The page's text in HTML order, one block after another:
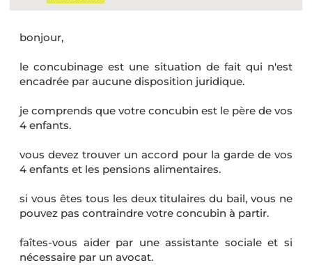
bonjour,
le concubinage est une situation de fait qui n'est
encadrée par aucune disposition juridique.
je comprends que votre concubin est le père de vos
4 enfants.
vous devez trouver un accord pour la garde de vos
4 enfants et les pensions alimentaires.
si vous êtes tous les deux titulaires du bail, vous ne
pouvez pas contraindre votre concubin à partir.
faîtes-vous aider par une assistante sociale et si
nécessaire par un avocat.